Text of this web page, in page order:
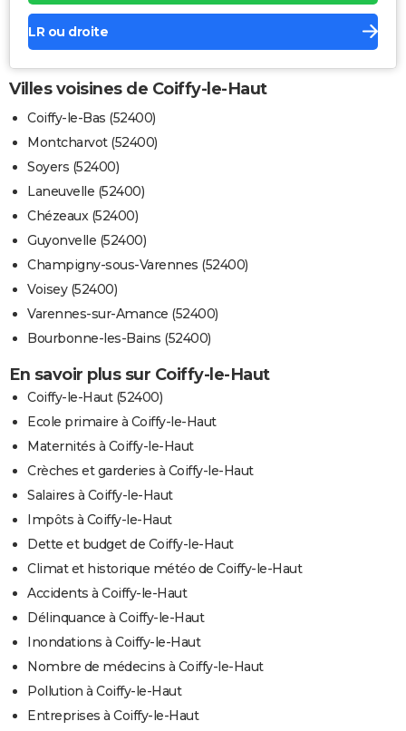
LR ou droite
Villes voisines de Coiffy-le-Haut
Coiffy-le-Bas (52400)
Montcharvot (52400)
Soyers (52400)
Laneuvelle (52400)
Chézeaux (52400)
Guyonvelle (52400)
Champigny-sous-Varennes (52400)
Voisey (52400)
Varennes-sur-Amance (52400)
Bourbonne-les-Bains (52400)
En savoir plus sur Coiffy-le-Haut
Coiffy-le-Haut (52400)
Ecole primaire à Coiffy-le-Haut
Maternités à Coiffy-le-Haut
Crèches et garderies à Coiffy-le-Haut
Salaires à Coiffy-le-Haut
Impôts à Coiffy-le-Haut
Dette et budget de Coiffy-le-Haut
Climat et historique météo de Coiffy-le-Haut
Accidents à Coiffy-le-Haut
Délinquance à Coiffy-le-Haut
Inondations à Coiffy-le-Haut
Nombre de médecins à Coiffy-le-Haut
Pollution à Coiffy-le-Haut
Entreprises à Coiffy-le-Haut